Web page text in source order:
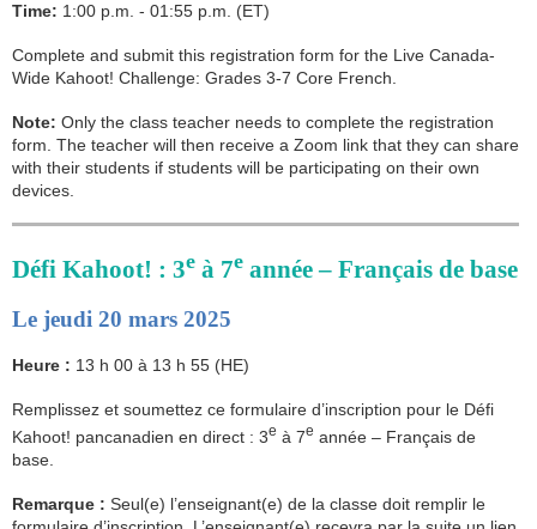
Time: 1:00 p.m. - 01:55 p.m. (ET)
Complete and submit this registration form for the Live Canada-
Wide Kahoot! Challenge: Grades 3-7 Core French.
Note: Only the class teacher needs to complete the registration
form. The teacher will then receive a Zoom link that they can share
with their students if students will be participating on their own
devices.
Défi Kahoot! : 3e à 7e année – Français de base
Le jeudi 20 mars 2025
Heure : 13 h 00 à 13 h 55 (HE)
Remplissez et soumettez ce formulaire d’inscription pour le Défi
Kahoot! pancanadien en direct : 3e à 7e année – Français de
base.
Remarque : Seul(e) l’enseignant(e) de la classe doit remplir le